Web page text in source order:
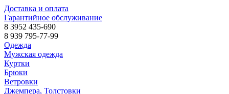
Доставка и оплата
Гарантийное обслуживание
8 3952 435-690
8 939 795-77-99
Одежда
Мужская одежда
Куртки
Брюки
Ветровки
Джемпера, Толстовки